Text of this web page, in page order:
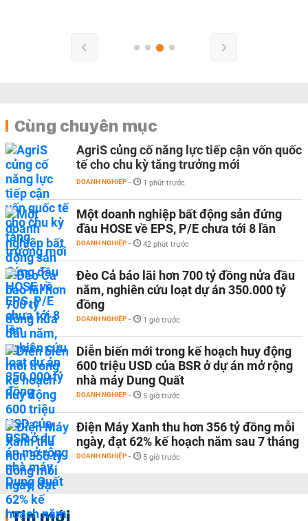
Cùng chuyên mục
AgriS củng cố năng lực tiếp cận vốn quốc
tế cho chu kỳ tăng trưởng mới
DOANH NGHIỆP - 1 phút trước
Một doanh nghiệp bất động sản đứng
đầu HOSE về EPS, P/E chưa tới 8 lần
DOANH NGHIỆP - 42 phút trước
Đèo Cả báo lãi hơn 700 tỷ đồng nửa đầu
năm, nghiên cứu loạt dự án 350.000 tỷ
đồng
DOANH NGHIỆP - 1 giờ trước
Diễn biến mới trong kế hoạch huy động
600 triệu USD của BSR ở dự án mở rộng
nhà máy Dung Quất
DOANH NGHIỆP - 5 giờ trước
Điện Máy Xanh thu hơn 356 tỷ đồng mỗi
ngày, đạt 62% kế hoạch năm sau 7 tháng
DOANH NGHIỆP - 5 giờ trước
Tin mới